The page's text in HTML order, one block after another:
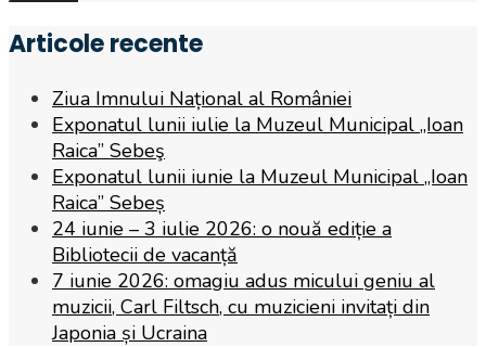
Articole recente
Ziua Imnului Național al României
Exponatul lunii iulie la Muzeul Municipal „Ioan
Raica” Sebeş
Exponatul lunii iunie la Muzeul Municipal „Ioan
Raica” Sebeș
24 iunie – 3 iulie 2026: o nouă ediție a
Bibliotecii de vacanță
7 iunie 2026: omagiu adus micului geniu al
muzicii, Carl Filtsch, cu muzicieni invitați din
Japonia și Ucraina